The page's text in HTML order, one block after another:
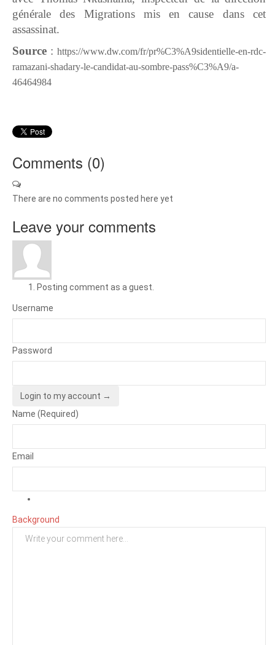
générale des Migrations mis en cause dans cet
assassinat.
Source : https://www.dw.com/fr/pr%C3%A9sidentielle-en-rdc-
ramazani-shadary-le-candidat-au-sombre-pass%C3%A9/a-
46464984
Comments (0)
There are no comments posted here yet
Leave your comments
Posting comment as a guest.
Username
Password
Login to my account →
Name (Required)
Email
Background